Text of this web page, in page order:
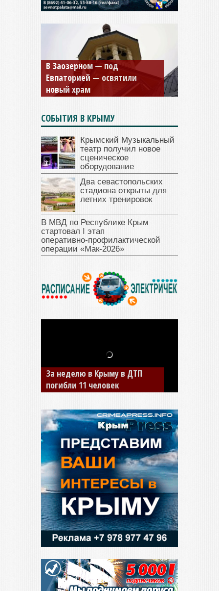
Мужской монастырь Косьмы
и Дамиана в Крыму вновь
открыт для посещения
СОБЫТИЯ В КРЫМУ
Крымский Музыкальный
театр получил новое
сценическое
оборудование
Два севастопольских
стадиона открыты для
летних тренировок
В МВД по Республике Крым
стартовал I этап
оперативно‑профилактической
операции «Мак‑2026»
В Джанкое водитель ВАЗа
сбил двух детей на «зебре»